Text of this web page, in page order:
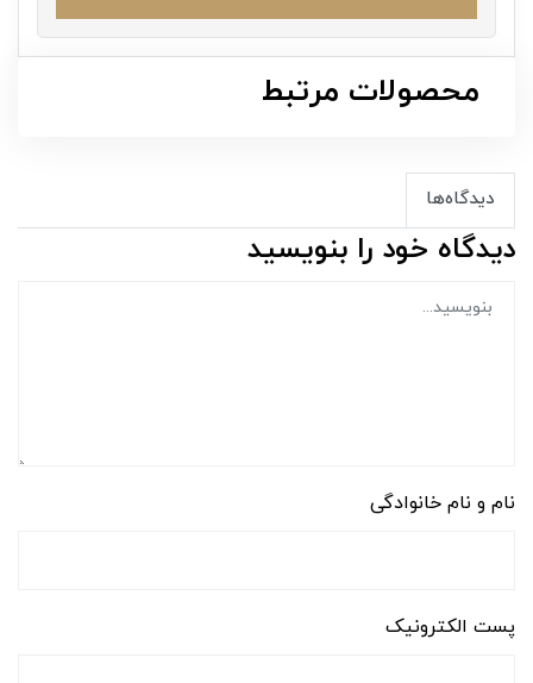
محصولات مرتبط
دیدگاه‌ها
دیدگاه خود را بنویسید
نام و نام خانوادگی
پست الکترونیک